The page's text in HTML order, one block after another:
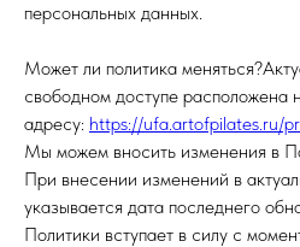
персональных данных.
Может ли политика
свободном доступе расположена
адресу: https://ufa.artofpilates.ru/
Мы можем вносить изменения в
При внесении изменений в
указывается дата последнего
Политики вступает в силу с